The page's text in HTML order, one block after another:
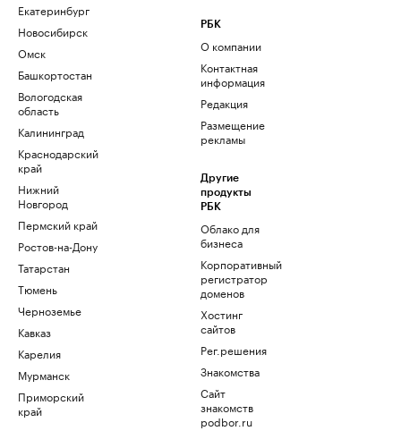
Екатеринбург
Новосибирск
Омск
Башкортостан
Вологодская
область
Калининград
Краснодарский
край
Нижний
Новгород
Пермский край
Ростов-на-Дону
Татарстан
Тюмень
Черноземье
Кавказ
Карелия
Мурманск
Приморский
край
РБК
О компании
Контактная
информация
Редакция
Размещение
рекламы
Другие
продукты
РБК
Облако для
бизнеса
Корпоративный
регистратор
доменов
Хостинг
сайтов
Рег.решения
Знакомства
Сайт
знакомств
podbor.ru